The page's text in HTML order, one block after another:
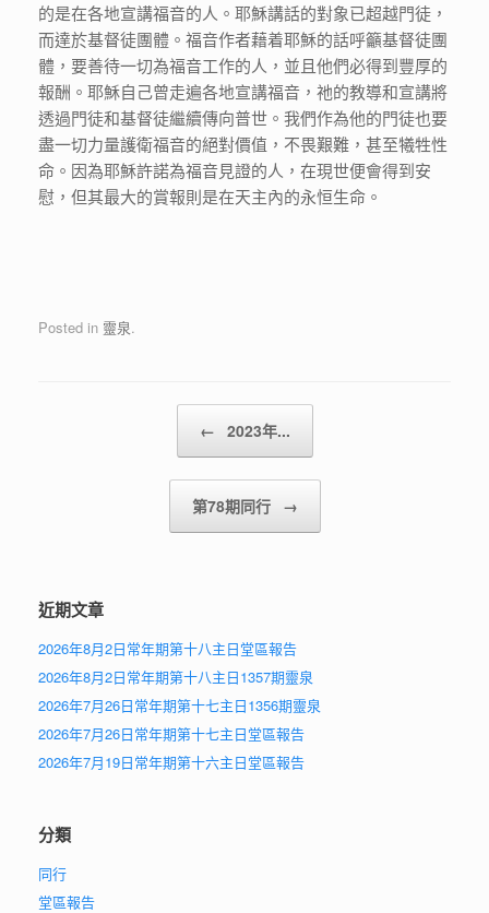
的是在各地宣講福音的人。耶穌講話的對象已超越門徒，
而達於基督徒團體。福音作者藉着耶穌的話呼籲基督徒團
體，要善待一切為福音工作的人，並且他們必得到豐厚的
報酬。耶穌自己曾走遍各地宣講福音，祂的教導和宣講將
透過門徒和基督徒繼續傳向普世。我們作為他的門徒也要
盡一切力量護衛福音的絕對價值，不畏艱難，甚至犧牲性
命。因為耶穌許諾為福音見證的人，在現世便會得到安
慰，但其最大的賞報則是在天主內的永恒生命。
Posted in 靈泉.
Post navigation
← 2023年...
第78期同行 →
近期文章
2026年8月2日常年期第十八主日堂區報告
2026年8月2日常年期第十八主日1357期靈泉
2026年7月26日常年期第十七主日1356期靈泉
2026年7月26日常年期第十七主日堂區報告
2026年7月19日常年期第十六主日堂區報告
分類
同行
堂區報告